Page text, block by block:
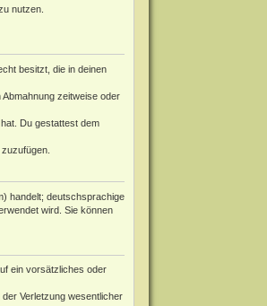
nutzen.
besitzt, die in deinen
zeitweise oder
Du gestattest dem
) handelt; deutschsprachige
wird. Sie können
ein vorsätzliches oder
Verletzung wesentlicher